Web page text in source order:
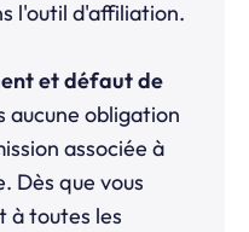
l'outil d'affiliation.
et défaut de
aucune obligation
associée à
Dès que vous
à toutes les